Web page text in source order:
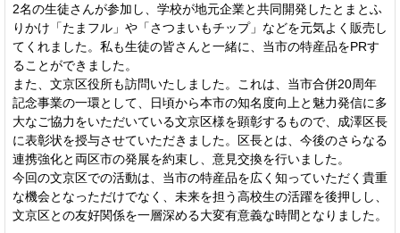
2名の生徒さんが参加し、学校が地元企業と共同開発したとまとふ
りかけ「たまフル」や「さつまいもチップ」などを元気よく販売し
てくれました。私も生徒の皆さんと一緒に、当市の特産品をPRす
ることができました。
また、文京区役所も訪問いたしました。これは、当市合併20周年
記念事業の一環として、日頃から本市の知名度向上と魅力発信に多
大なご協力をいただいている文京区様を顕彰するもので、成澤区長
に表彰状を授与させていただきました。区長とは、今後のさらなる
連携強化と両区市の発展を約束し、意見交換を行いました。
今回の文京区での活動は、当市の特産品を広く知っていただく貴重
な機会となっただけでなく、未来を担う高校生の活躍を後押しし、
文京区との友好関係を一層深める大変有意義な時間となりました。